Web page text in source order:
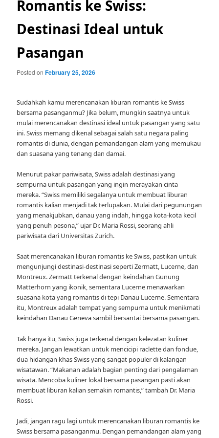
Romantis ke Swiss:
Destinasi Ideal untuk
Pasangan
Posted onFebruary 25, 2026
Sudahkah kamu merencanakan liburan romantis ke Swiss
bersama pasanganmu? Jika belum, mungkin saatnya untuk
mulai merencanakan destinasi ideal untuk pasangan yang satu
ini. Swiss memang dikenal sebagai salah satu negara paling
romantis di dunia, dengan pemandangan alam yang memukau
dan suasana yang tenang dan damai.
Menurut pakar pariwisata, Swiss adalah destinasi yang
sempurna untuk pasangan yang ingin merayakan cinta
mereka. “Swiss memiliki segalanya untuk membuat liburan
romantis kalian menjadi tak terlupakan. Mulai dari pegunungan
yang menakjubkan, danau yang indah, hingga kota-kota kecil
yang penuh pesona,” ujar Dr. Maria Rossi, seorang ahli
pariwisata dari Universitas Zurich.
Saat merencanakan liburan romantis ke Swiss, pastikan untuk
mengunjungi destinasi-destinasi seperti Zermatt, Lucerne, dan
Montreux. Zermatt terkenal dengan keindahan Gunung
Matterhorn yang ikonik, sementara Lucerne menawarkan
suasana kota yang romantis di tepi Danau Lucerne. Sementara
itu, Montreux adalah tempat yang sempurna untuk menikmati
keindahan Danau Geneva sambil bersantai bersama pasangan.
Tak hanya itu, Swiss juga terkenal dengan kelezatan kuliner
mereka. Jangan lewatkan untuk mencicipi raclette dan fondue,
dua hidangan khas Swiss yang sangat populer di kalangan
wisatawan. “Makanan adalah bagian penting dari pengalaman
wisata. Mencoba kuliner lokal bersama pasangan pasti akan
membuat liburan kalian semakin romantis,” tambah Dr. Maria
Rossi.
Jadi, jangan ragu lagi untuk merencanakan liburan romantis ke
Swiss bersama pasanganmu. Dengan pemandangan alam yang